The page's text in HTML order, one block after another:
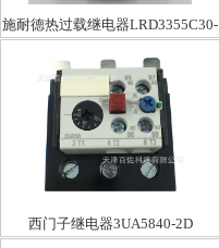
施耐德热过载继电器LRD3355C30-
40A
西门子继电器3UA5840-2D